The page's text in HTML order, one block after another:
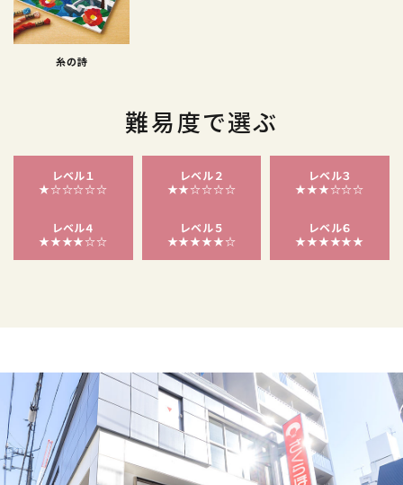
糸の詩
難易度で選ぶ
レベル１
★☆☆☆☆☆
レベル２
★★☆☆☆☆
レベル３
★★★☆☆☆
レベル４
★★★★☆☆
レベル５
★★★★★☆
レベル６
★★★★★★